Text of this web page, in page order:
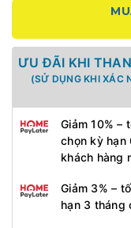
ƯU ĐÃI KHI
(SỬ DỤNG KHI XÁC
Giảm 10% –
chọn kỳ hạn
khách hàng
Giảm 3% –
hạn 3 tháng